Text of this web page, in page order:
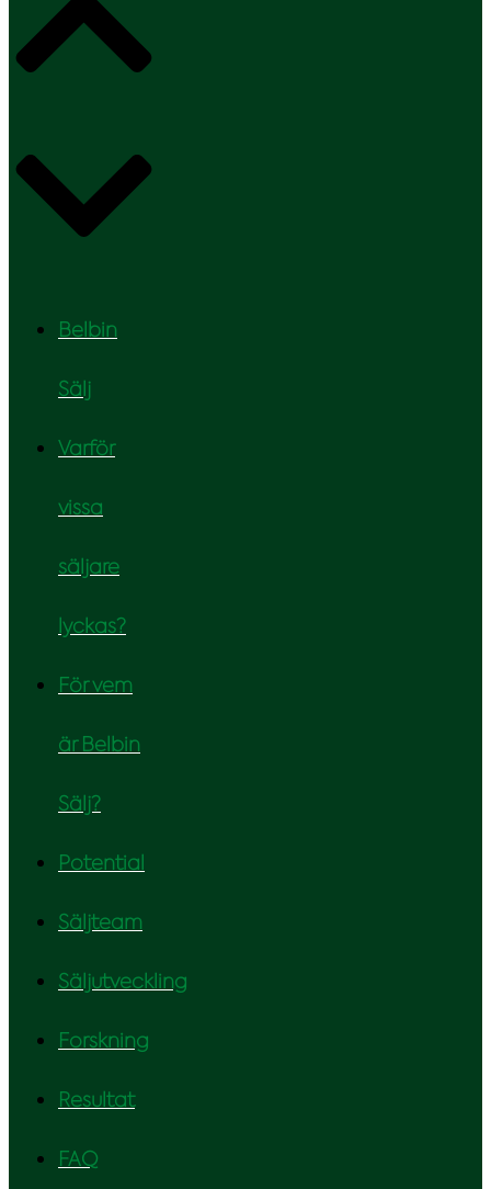
Belbin
Sälj
Varför
vissa
säljare
lyckas?
För vem
är Belbin
Sälj?
Potential
Säljteam
Säljutveckling
Forskning
Resultat
FAQ